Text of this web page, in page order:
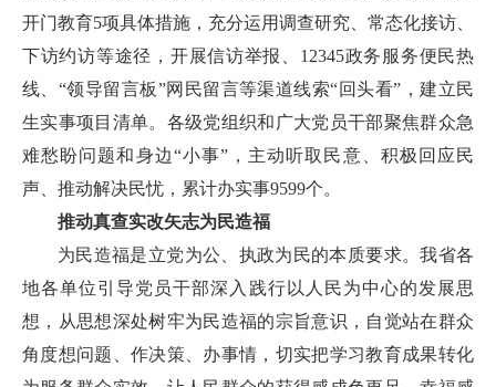
开门教育5项具体措施，充分运用调查研究、常态化接访、
下访约访等途径，开展信访举报、12345政务服务便民热
线、“领导留言板”网民留言等渠道线索“回头看”，建立民
生实事项目清单。各级党组织和广大党员干部聚焦群众急
难愁盼问题和身边“小事”，主动听取民意、积极回应民
声、推动解决民忧，累计办实事9599个。
推动真查实改矢志为民造福
为民造福是立党为公、执政为民的本质要求。我省各
地各单位引导党员干部深入践行以人民为中心的发展思
想，从思想深处树牢为民造福的宗旨意识，自觉站在群众
角度想问题、作决策、办事情，切实把学习教育成果转化